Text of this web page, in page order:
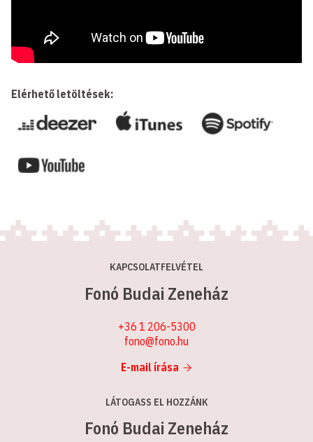
Elérhető letöltések:
KAPCSOLATFELVÉTEL
Fonó Budai Zeneház
+36 1 206-5300
fono@fono.hu
E-mail írása
LÁTOGASS EL HOZZÁNK
Fonó Budai Zeneház